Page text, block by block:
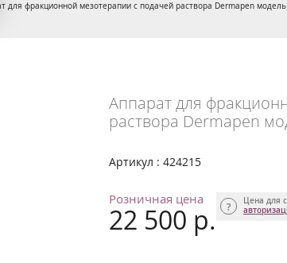
для фракционной мезотерапии с подачей раствора Dermapen
Аппарат для
раствора Dermapen
Артикул : 424215
Розничная цена
22 500 р.
Цена для